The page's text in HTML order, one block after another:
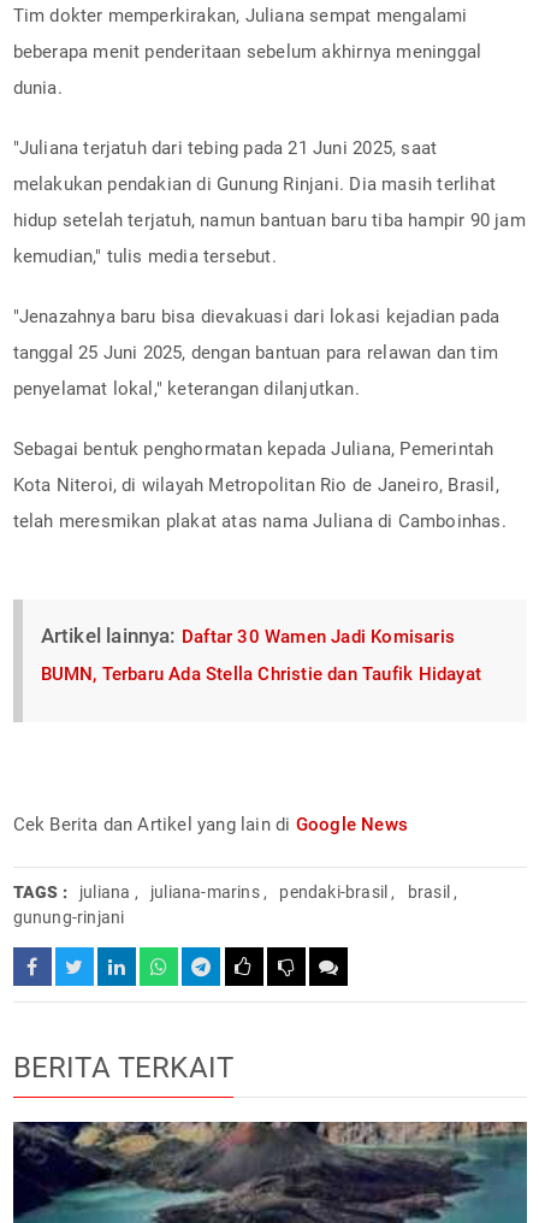
Tim dokter memperkirakan, Juliana sempat mengalami
beberapa menit penderitaan sebelum akhirnya meninggal
dunia.
"Juliana terjatuh dari tebing pada 21 Juni 2025, saat
melakukan pendakian di Gunung Rinjani. Dia masih terlihat
hidup setelah terjatuh, namun bantuan baru tiba hampir 90 jam
kemudian," tulis media tersebut.
"Jenazahnya baru bisa dievakuasi dari lokasi kejadian pada
tanggal 25 Juni 2025, dengan bantuan para relawan dan tim
penyelamat lokal," keterangan dilanjutkan.
Sebagai bentuk penghormatan kepada Juliana, Pemerintah
Kota Niteroi, di wilayah Metropolitan Rio de Janeiro, Brasil,
telah meresmikan plakat atas nama Juliana di Camboinhas.
Artikel lainnya: Daftar 30 Wamen Jadi Komisaris
BUMN, Terbaru Ada Stella Christie dan Taufik Hidayat
Cek Berita dan Artikel yang lain di Google News
TAGS : juliana , juliana-marins, pendaki-brasil , brasil,
gunung-rinjani
BERITA TERKAIT